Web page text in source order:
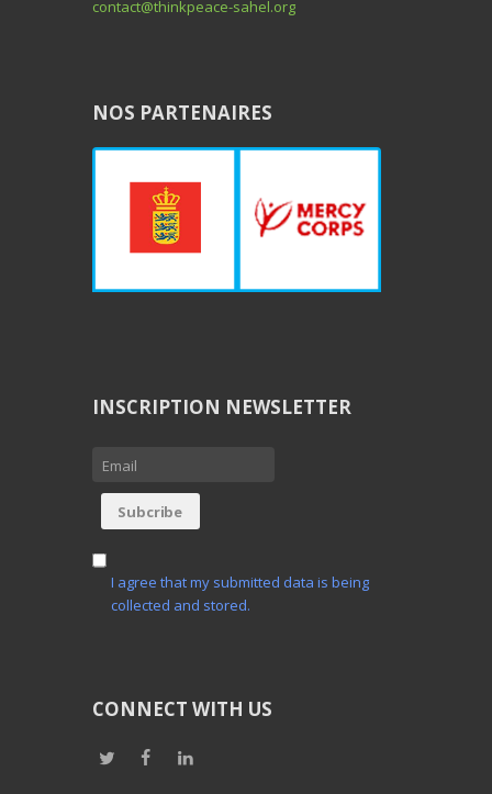
contact@thinkpeace-sahel.org
NOS PARTENAIRES
INSCRIPTION NEWSLETTER
I agree that my submitted data is being
collected and stored.
CONNECT WITH US